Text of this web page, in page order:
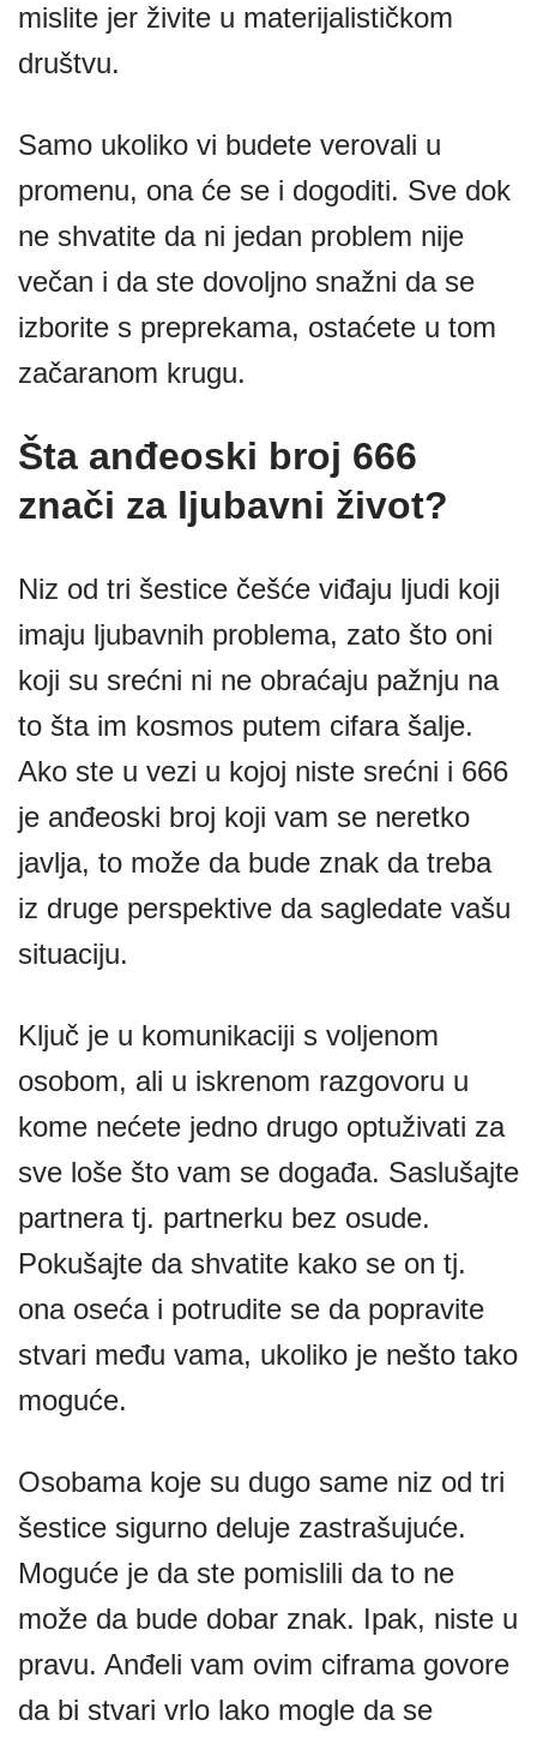
mislite jer živite u materijalističkom
društvu.
Samo ukoliko vi budete verovali u
promenu, ona će se i dogoditi. Sve dok
ne shvatite da ni jedan problem nije
večan i da ste dovoljno snažni da se
izborite s preprekama, ostaćete u tom
začaranom krugu.
Šta anđeoski broj 666
znači za ljubavni život?
Niz od tri šestice češće viđaju ljudi koji
imaju ljubavnih problema, zato što oni
koji su srećni ni ne obraćaju pažnju na
to šta im kosmos putem cifara šalje.
Ako ste u vezi u kojoj niste srećni i 666
je anđeoski broj koji vam se neretko
javlja, to može da bude znak da treba
iz druge perspektive da sagledate vašu
situaciju.
Ključ je u komunikaciji s voljenom
osobom, ali u iskrenom razgovoru u
kome nećete jedno drugo optuživati za
sve loše što vam se događa. Saslušajte
partnera tj. partnerku bez osude.
Pokušajte da shvatite kako se on tj.
ona oseća i potrudite se da popravite
stvari među vama, ukoliko je nešto tako
moguće.
Osobama koje su dugo same niz od tri
šestice sigurno deluje zastrašujuće.
Moguće je da ste pomislili da to ne
može da bude dobar znak. Ipak, niste u
pravu. Anđeli vam ovim ciframa govore
da bi stvari vrlo lako mogle da se